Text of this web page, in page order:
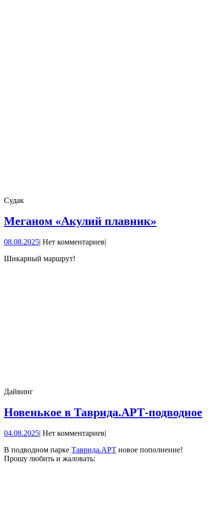
Судак
Меганом «Акулий плавник»
08.08.202508.08.2025
| Нет комментариев|
Шикарный маршрут!
Дайвинг
Новенькое в Таврида.АРТ-подводное
04.08.202504.08.2025
| Нет комментариев|
В подводном парке Таврида.АРТ новое пополнение!
Прошу любить и жаловать: